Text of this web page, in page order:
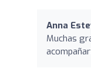
Anna
Muchas